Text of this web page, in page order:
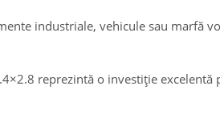
industriale, vehicule sau marfă
reprezintă o investiție